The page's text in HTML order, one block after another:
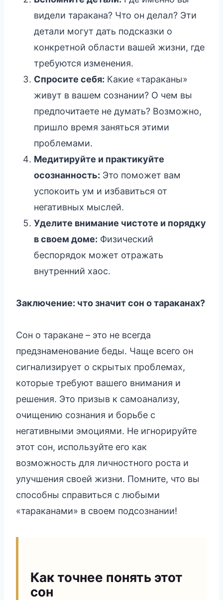
видели таракана? Что он делал? Эти
детали могут дать подсказки о
конкретной области вашей жизни, где
требуются изменения.
Спросите себя: Какие «тараканы»
живут в вашем сознании? О чем вы
предпочитаете не думать? Возможно,
пришло время заняться этими
проблемами.
Медитируйте и практикуйте
осознанность: Это поможет вам
успокоить ум и избавиться от
негативных мыслей.
Уделите внимание чистоте и порядку
в своем доме: Физический
беспорядок может отражать
внутренний хаос.
Заключение: что значит сон о тараканах?
Сон о таракане – это не всегда
предзнаменование беды. Чаще всего он
сигнализирует о скрытых проблемах,
которые требуют вашего внимания и
решения. Это призыв к самоанализу,
очищению сознания и борьбе с
негативными эмоциями. Не игнорируйте
этот сон, используйте его как
возможность для личностного роста и
улучшения своей жизни. Помните, что вы
способны справиться с любыми
«тараканами» в своем подсознании!
Как точнее понять этот
сон